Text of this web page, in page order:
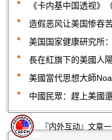
《卡内基中国透视》
造假恶风让美国惨吞
美国国家健康研究所
長在紅旗下的美國人
美國當代思想大師
中國民眾：趕上美國
『内外互动』文章